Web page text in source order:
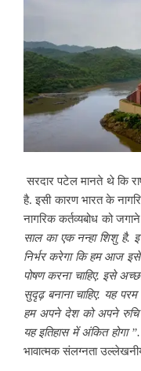
सरदार पटेल मानते थे कि
है. इसी कारण भारत के
नागरिक कर्तव्यबोध को
साल का एक नन्हा शिशु है.
निर्भर करेगा कि हम आज
पोषण करना चाहिए. इसे
सुदृढ़ बनाना चाहिए. यह
हम अपने देश को अपने
यह इतिहास में अंकित होगा
भावात्मक संलग्नता